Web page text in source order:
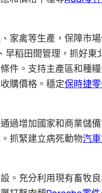
、家禽等生產，保障市
早稻田間管理，抓好東
件。支持主產區和種
購價格。穩定保時捷
過增加國家和商業儲
抓緊建立病死動物汽
。充分利用現有畜牧